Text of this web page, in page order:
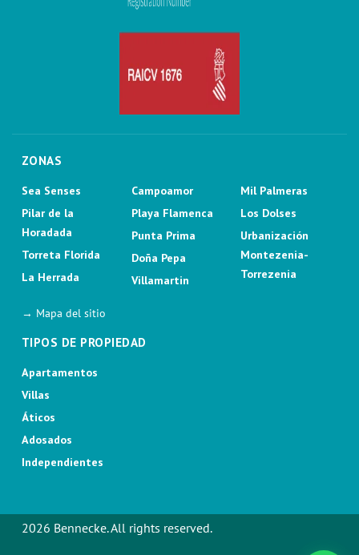
ZONAS
Sea Senses
Pilar de la
Horadada
Torreta Florida
La Herrada
Campoamor
Playa Flamenca
Punta Prima
Doña Pepa
Villamartin
Mil Palmeras
Los Dolses
Urbanización
Montezenia-
Torrezenia
→ Mapa del sitio
TIPOS DE PROPIEDAD
Apartamentos
Villas
Áticos
Adosados
Independientes
2026 Bennecke. All rights reserved.